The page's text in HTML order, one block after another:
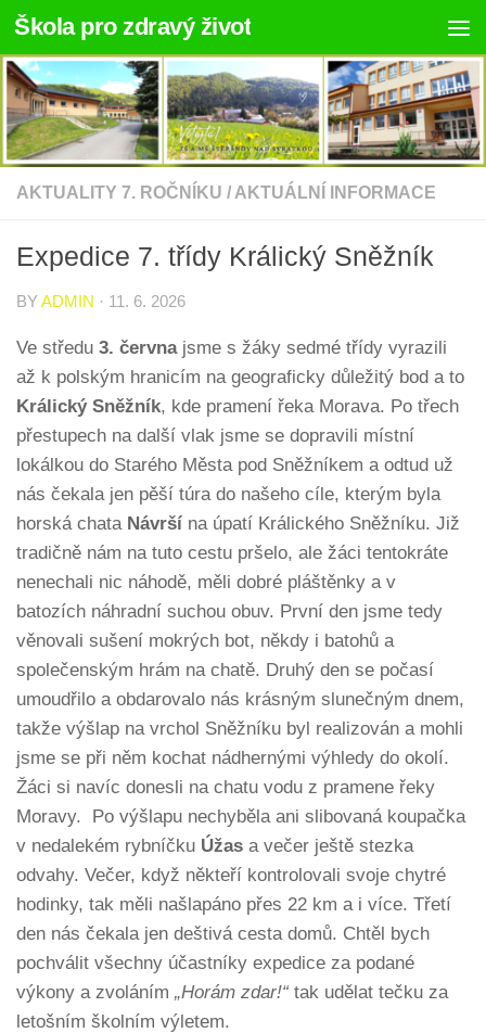
Skip to content
Škola pro zdravý život
AKTUALITY 7. ROČNÍKU / AKTUÁLNÍ INFORMACE
Expedice 7. třídy Králický Sněžník
BYADMIN · 11. 6. 2026
Ve středu 3. červnajsme s žáky sedmé třídy vyrazili
až k polským hranicím na geograficky důležitý bod a to
Králický Sněžník, kde pramení řeka Morava. Po třech
přestupech na další vlak jsme se dopravili místní
lokálkou do Starého Města pod Sněžníkem a odtud už
nás čekala jen pěší túra do našeho cíle, kterým byla
horská chata Návrší na úpatí Králického Sněžníku. Již
tradičně nám na tuto cestu pršelo, ale žáci tentokráte
nenechali nic náhodě, měli dobré pláštěnky a v
batozích náhradní suchou obuv. První den jsme tedy
věnovali sušení mokrých bot, někdy i batohů a
společenským hrám na chatě. Druhý den se počasí
umoudřilo a obdarovalo nás krásným slunečným dnem,
takže výšlap na vrchol Sněžníku byl realizován a mohli
jsme se při něm kochat nádhernými výhledy do okolí.
Žáci si navíc donesli na chatu vodu z pramene řeky
Moravy. Po výšlapu nechyběla ani slibovaná koupačka
v nedalekém rybníčku Úžas a večer ještě stezka
odvahy. Večer, když někteří kontrolovali svoje chytré
hodinky, tak měli našlapáno přes 22 km a i více. Třetí
den nás čekala jen deštivá cesta domů. Chtěl bych
pochválit všechny účastníky expedice za podané
výkony a zvoláním „Horám zdar!“ tak udělat tečku za
letošním školním výletem.